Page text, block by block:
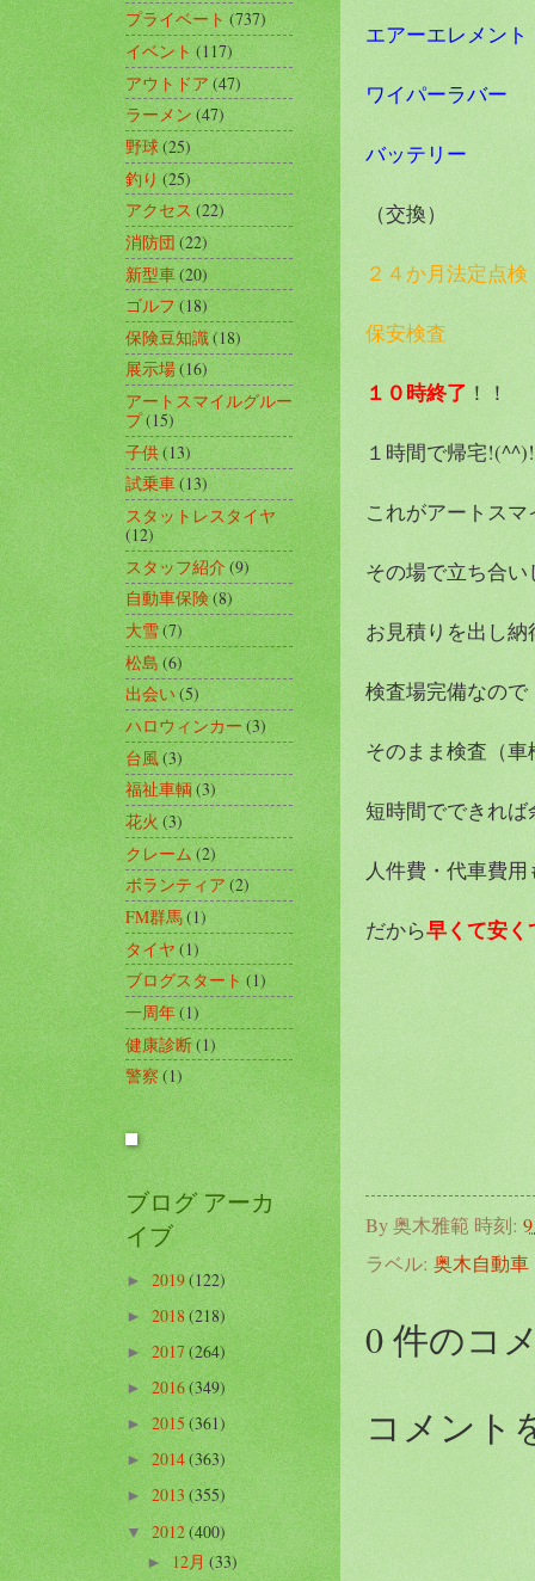
エアーエレメント
ワイパーラバー
バッテリー
（交換）
２４か月法定点検
保安検査
１０時終了 ！！
１時間で帰宅!(^^)!
これがアートスマ
その場で立ち合
お見積りを出し納
検査場完備なので
そのまま検査（車
短時間でできれば
人件費・代車費
だから早くて安く
By奥木雅範 時刻:
ラベル: 奥木自動車
0 件のコ
コメント
プライベート(737)
イベント(117)
アウトドア(47)
ラーメン(47)
野球(25)
釣り(25)
アクセス(22)
消防団(22)
新型車(20)
ゴルフ(18)
保険豆知識(18)
展示場(16)
アートスマイルグルー
プ(15)
子供(13)
試乗車(13)
スタットレスタイヤ
(12)
スタッフ紹介(9)
自動車保険(8)
大雪(7)
松島 (6)
出会い(5)
ハロウィンカー(3)
台風(3)
福祉車輌 (3)
花火(3)
クレーム(2)
ボランティア(2)
FM群馬(1)
タイヤ(1)
ブログスタート(1)
一周年(1)
健康診断(1)
警察 (1)
ブログ アーカ
イブ
►2019(122)
► 2018(218)
►2017(264)
►2016(349)
►2015(361)
►2014(363)
►2013(355)
▼2012(400)
►12月(33)